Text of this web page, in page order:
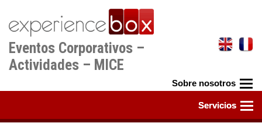
contenido
principal
Eventos Corporativos –
Actividades – MICE